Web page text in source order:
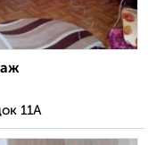
11А